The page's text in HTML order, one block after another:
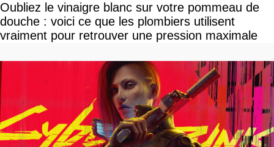
Oubliez le vinaigre blanc sur votre pommeau de
douche : voici ce que les plombiers utilisent
vraiment pour retrouver une pression maximale